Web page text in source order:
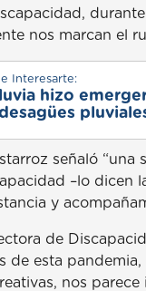
nos marcan el
Interesarte:
hizo
señaló
–lo dicen
y
de
de esta
nos